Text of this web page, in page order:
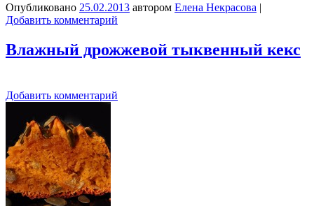
Опубликовано 25.02.2013 автором Елена Некрасова |
Добавить комментарий
Влажный дрожжевой тыквенный кекс
Добавить комментарий